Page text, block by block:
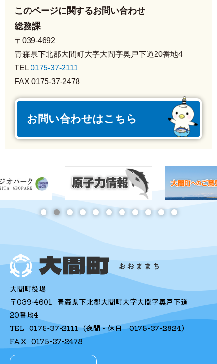
このページに関するお問い合わせ
総務課
〒039-4692
青森県下北郡大間町大字大間字奥戸下道20番地4
TEL 0175-37-2111
FAX 0175-37-2478
お問い合わせはこちら
大間町役場
〒039-4601 青森県下北郡大間町大字大間字奥戸下道
20番地4
TEL 0175-37-2111 (夜間・休日0175-37-2824)
FAX 0175-37-2478